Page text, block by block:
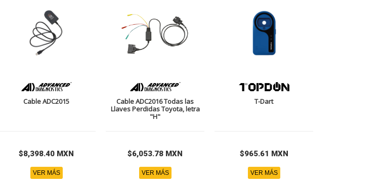
Cable ADC2015
$8,398.40 MXN
VER MÁS
Cable ADC2016 Todas las
Llaves Perdidas Toyota, letra
"H"
$6,053.78 MXN
VER MÁS
T-Dart
$965.61 MXN
VER MÁS